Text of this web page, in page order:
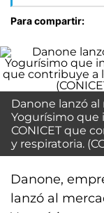
Para compartir:
Danone lanzó
Yogurísimo que
CONICET que
y respiratoria.
Danone,
lanzó al